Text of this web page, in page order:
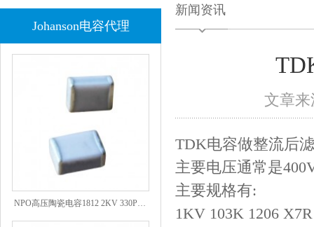
Johanson电容代理
新闻资讯
文章
TDK电容做整流后
主要电压通常是
主要规格有:
1KV 103K 1206